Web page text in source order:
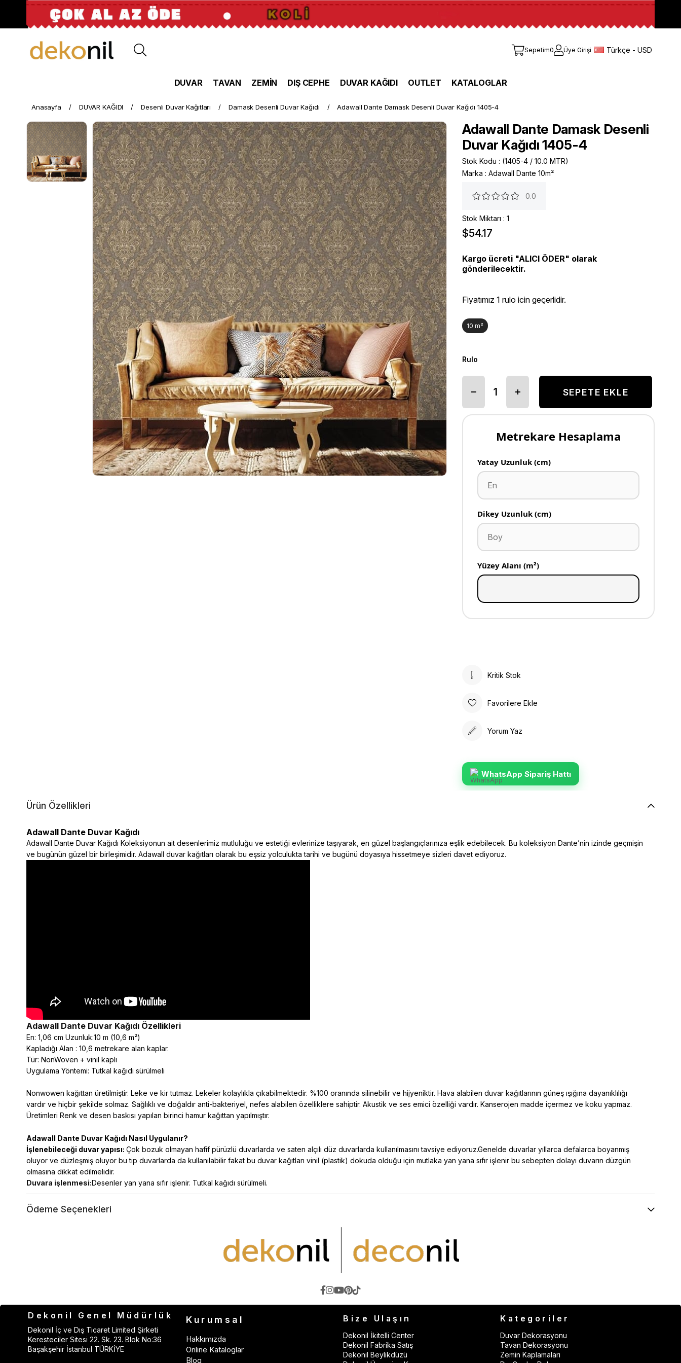
Sepetim0 Üye Girişi Türkçe - USD
DUVAR TAVAN ZEMİN DIŞ CEPHE DUVAR KAĞIDI OUTLET KATALOGLAR
Anasayfa DUVAR KAĞIDI Desenli Duvar Kağıtları Damask Desenli Duvar Kağıdı Adawall Dante Damask Desenli Duvar Kağıdı 1405-4
Adawall Dante Damask Desenli
Duvar Kağıdı 1405-4
Stok Kodu
(1405-4 / 10.0 MTR)
Marka : Adawall Dante 10m²
0.0
Stok Miktarı : 1
$54.17
Kargo ücreti "ALICI ÖDER" olarak
gönderilecektir.
Fiyatımız 1 rulo icin geçerlidir.
10 m²
Rulo
Metrekare Hesaplama
Yatay Uzunluk (cm)
Dikey Uzunluk (cm)
Yüzey Alanı (m²)
Kritik Stok
Favorilere Ekle
Yorum Yaz
WhatsApp Sipariş Hattı
Ürün Özellikleri
Adawall Dante Duvar Kağıdı
Adawall Dante Duvar Kağıdı Koleksiyonun ait desenlerimiz mutluluğu ve estetiği evlerinize taşıyarak, en güzel başlangıçlarınıza eşlik edebilecek. Bu koleksiyon Dante’nin izinde geçmişin
ve bugünün güzel bir birleşimidir. Adawall duvar kağıtları olarak bu eşsiz yolculukta tarihi ve bugünü doyasıya hissetmeye sizleri davet ediyoruz.
Adawall Dante Duvar Kağıdı Özellikleri
En: 1,06 cm Uzunluk:10 m (10,6 m²)
Kapladığı Alan : 10,6 metrekare alan kaplar.
Tür: NonWoven + vinil kaplı
Uygulama Yöntemi: Tutkal kağıdı sürülmeli
Nonwowen kağıttan üretilmiştir. Leke ve kir tutmaz. Lekeler kolaylıkla çıkabilmektedir. %100 oranında silinebilir ve hijyeniktir. Hava alabilen duvar kağıtlarının güneş ışığına dayanıklılığı
vardır ve hiçbir şekilde solmaz. Sağlıklı ve doğaldır anti-bakteriyel, nefes alabilen özelliklere sahiptir. Akustik ve ses emici özelliği vardır. Kanserojen madde içermez ve koku yapmaz.
Üretimleri Renk ve desen baskısı yapılan birinci hamur kağıttan yapılmıştır.
Adawall Dante Duvar Kağıdı Nasıl Uygulanır?
İşlenebileceği duvar yapısı: Çok bozuk olmayan hafif pürüzlü duvarlarda ve saten alçılı düz duvarlarda kullanılmasını tavsiye ediyoruz.Genelde duvarlar yıllarca defalarca boyanmış
oluyor ve düzleşmiş oluyor bu tip duvarlarda da kullanılabilir fakat bu duvar kağıtları vinil (plastik) dokuda olduğu için mutlaka yan yana sıfır işlenir bu sebepten dolayı duvarın düzgün
olmasına dikkat edilmelidir.
Duvara işlenmesi:Desenler yan yana sıfır işlenir. Tutkal kağıdı sürülmeli.
Ödeme Seçenekleri
Dekonil Genel Müdürlük
Dekonil İç ve Dış Ticaret Limited Şirketi
Keresteciler Sitesi 22. Sk. 23. Blok No:36
Başakşehir İstanbul TÜRKİYE
Kurumsal
Hakkımızda
Online Kataloglar
Blog
Bize Ulaşın
Dekonil İkitelli Center
Dekonil Fabrika Satış
Dekonil Beylikdüzü
Kategoriler
Duvar Dekorasyonu
Tavan Dekorasyonu
Zemin Kaplamaları